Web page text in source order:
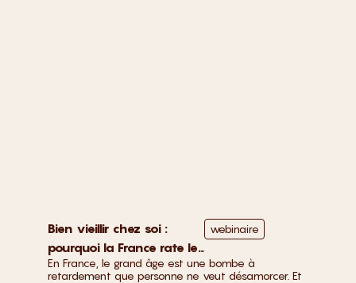
Bien vieillir chez soi :
pourquoi la France rate le
virage de l’accueil de jour
webinaire
En France, le grand âge est une bombe à
retardement que personne ne veut désamorcer. Et